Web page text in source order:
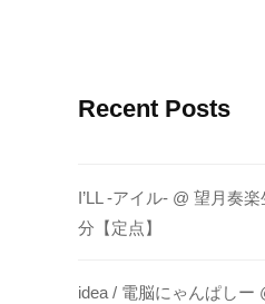
Recent Posts
I’LL -アイル- @ 望月奏
分【定点】
idea / 電脳にゃんぱしー